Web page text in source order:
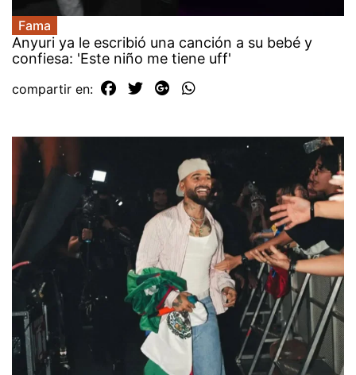
Fama
Anyuri ya le escribió una canción a su bebé y
confiesa: 'Este niño me tiene uff'
compartir en: